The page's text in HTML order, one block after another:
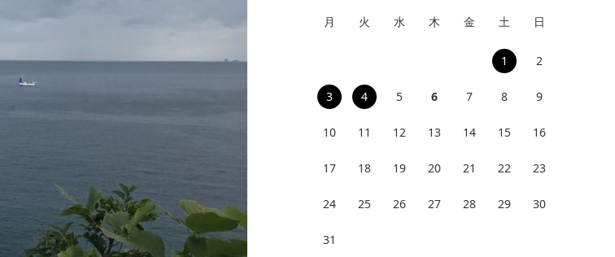
月 火 水 木 金 土 日
1 2
3 4 5 6 7 8 9
10 11 12 13 14 15 16
17 18 19 20 21 22 23
24 25 26 27 28 29 30
31